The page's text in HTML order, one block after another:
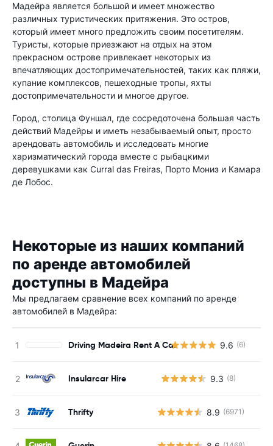
Мадейра является большой и имеет множество
различных туристических притяжения. Это остров,
который имеет много предложить своим посетителям.
Туристы, которые приезжают на отдых на этом
прекрасном острове привлекает некоторых из
впечатляющих достопримечательностей, таких как пляжи,
купание комплексов, пешеходные тропы, яхты
достопримечательности и многое другое.
Город, столица Фуншал, где сосредоточена большая часть
действий Мадейры и иметь незабываемый опыт, просто
арендовать автомобиль и исследовать многие
харизматический города вместе с рыбацкими
деревушками как Curral das Freiras, Порто Мониз и Камара
де Лобос.
Некоторые из наших компаний
по аренде автомобилей
доступны в Мадейра
Мы предлагаем сравнение всех компаний по аренде
автомобилей в Мадейра:
Driving Madeira Rent A Car 9.6 (6)
Insularcar Hire 9.3 (8)
Thrifty 8.9 (6971)